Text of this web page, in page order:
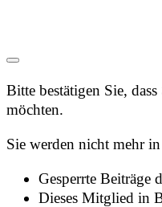
Bitte bestätigen Sie,
möchten.
Sie werden nicht mehr
Gesperrte Beiträge
Dieses Mitglied in